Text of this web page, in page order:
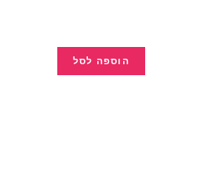
הוספה לסל